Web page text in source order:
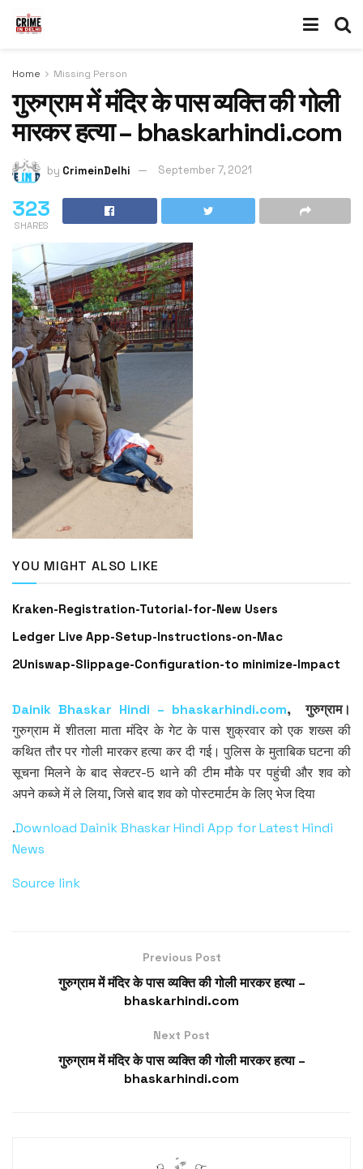
Home Missing Person
गुरुग्राम में मंदिर के पास व्यक्ति की गोली
मारकर हत्या – bhaskarhindi.com
by CrimeinDelhi September 7, 2021
323
SHARES
YOU MIGHT ALSO LIKE
Kraken-Registration-Tutorial-for-New Users
Ledger Live App-Setup-Instructions-on-Mac
2Uniswap-Slippage-Configuration-to minimize-Impact
Dainik Bhaskar Hindi – bhaskarhindi.com, गुरुग्राम।
गुरुग्राम में शीतला माता मंदिर के गेट के पास शुक्रवार को एक शख्स की
कथित तौर पर गोली मारकर हत्या कर दी गई। पुलिस के मुताबिक घटना की
सूचना मिलने के बाद सेक्टर-5 थाने की टीम मौके पर पहुंची और शव को
अपने कब्जे में ले लिया, जिसे बाद शव को पोस्टमार्टम के लिए भेज दिया
.Download Dainik Bhaskar Hindi App for Latest Hindi
News
Source link
Previous Post
गुरुग्राम में मंदिर के पास व्यक्ति की गोली मारकर हत्या –
bhaskarhindi.com
Next Post
गुरुग्राम में मंदिर के पास व्यक्ति की गोली मारकर हत्या –
bhaskarhindi.com